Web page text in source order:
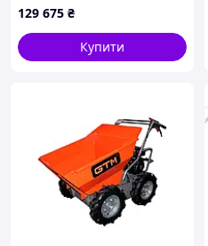
500 кг
129 675 ₴
Купити